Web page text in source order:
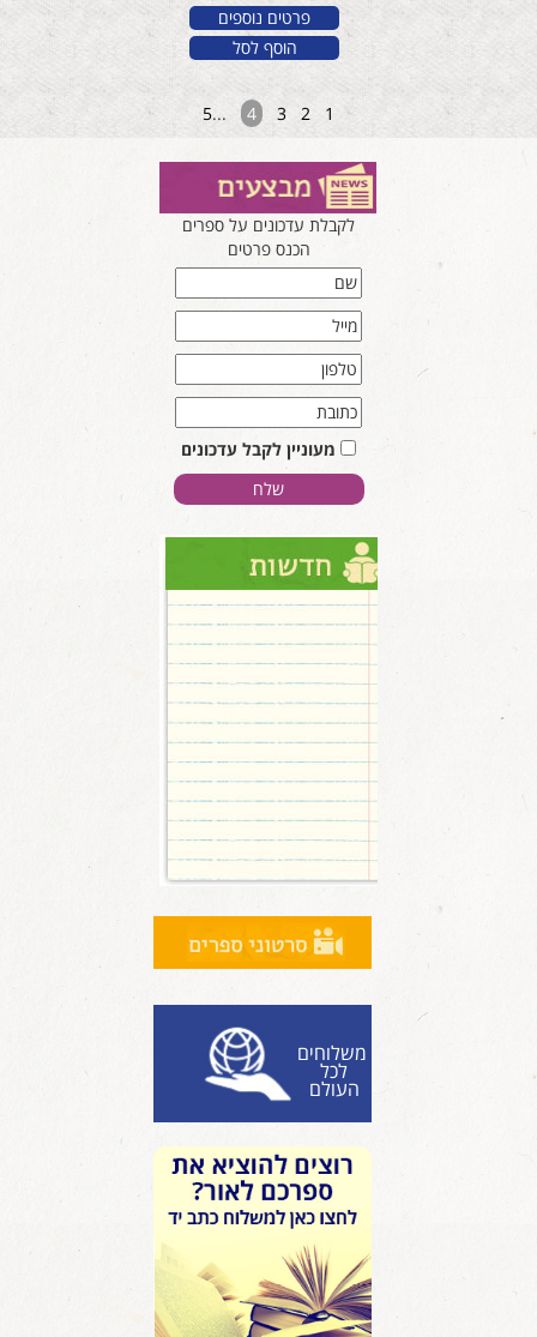
פרטים נוספים
הוסף לסל
1
2
3
4
...
5
לקבלת עדכונים על ספרים
הכנס פרטים
מעוניין לקבל עדכונים
משלוחים
לכל
העולם